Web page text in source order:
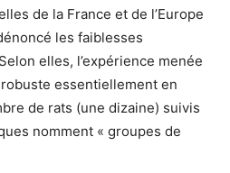
de la France et de l’Europe
les faiblesses
elles, l’expérience menée
essentiellement en
de rats (une dizaine) suivis
nomment « groupes de